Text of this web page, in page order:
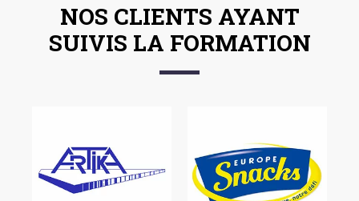
NOS CLIENTS AYANT
SUIVIS LA FORMATION